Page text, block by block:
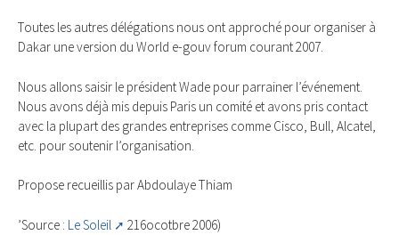
Toutes les autres délégations nous ont approché pour organiser à
Dakar une version du World e-gouv forum courant 2007.
Nous allons saisir le président Wade pour parrainer l’événement.
Nous avons déjà mis depuis Paris un comité et avons pris contact
avec la plupart des grandes entreprises comme Cisco, Bull, Alcatel,
etc. pour soutenir l’organisation.
Propose recueillis par Abdoulaye Thiam
’Source : Le Soleil 216ocotbre 2006)